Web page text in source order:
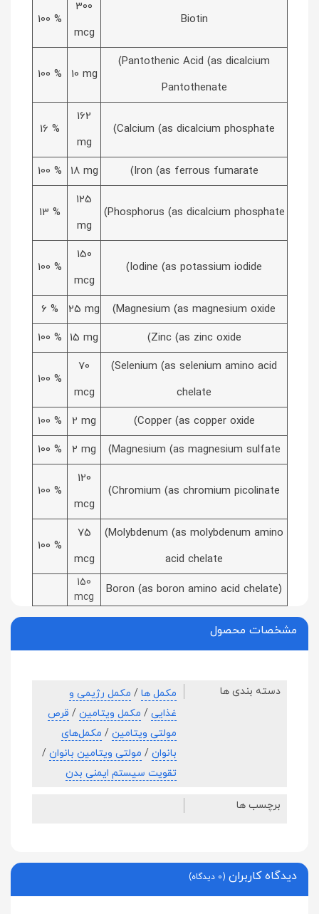
Biotin
300
mcg
100 %
(Pantothenic Acid (as dicalcium
Pantothenate
10 mg
100 %
(Calcium (as dicalcium phosphate
162
mg
16 %
(Iron (as ferrous fumarate
18 mg
100 %
(Phosphorus (as dicalcium phosphate
125
mg
13 %
(Iodine (as potassium iodide
150
mcg
100 %
(Magnesium (as magnesium oxide
25 mg
6 %
(Zinc (as zinc oxide
15 mg
100 %
(Selenium (as selenium amino acid
chelate
70
mcg
100 %
(Copper (as copper oxide
2 mg
100 %
(Magnesium (as magnesium sulfate
2 mg
100 %
(Chromium (as chromium picolinate
120
mcg
100 %
(Molybdenum (as molybdenum amino
acid chelate
75
mcg
100 %
(Boron (as boron amino acid chelate
150
mcg
مشخصات محصول
دسته بندی ها مکمل ها / مکمل رژیمی و
غذایی / مکمل ویتامین / قرص
مولتی ویتامین / مکمل‌های
بانوان / مولتی ویتامین بانوان /
تقویت سیستم ایمنی بدن
برچسب ها
دیدگاه کاربران (0 دیدگاه)